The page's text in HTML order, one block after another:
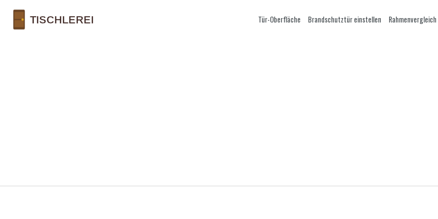
Tür-Oberfläche Brandschutztür einstellen Rahmenvergleich